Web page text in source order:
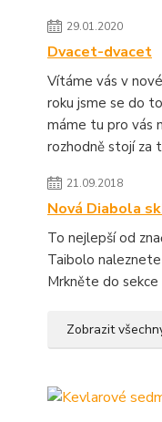
29.01.2020
Dvacet-dvacet
Vítáme vás v
roku jsme se do
máme tu pro vás
rozhodně stojí za
21.09.2018
Nová Diabola
To nejlepší od
Taibolo naleznete
Mrkněte do
Zobrazit